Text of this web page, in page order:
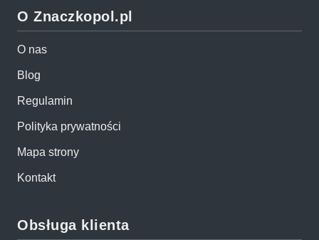
O Znaczkopol.pl
O nas
Blog
Regulamin
Polityka prywatności
Mapa strony
Kontakt
Obsługa klienta